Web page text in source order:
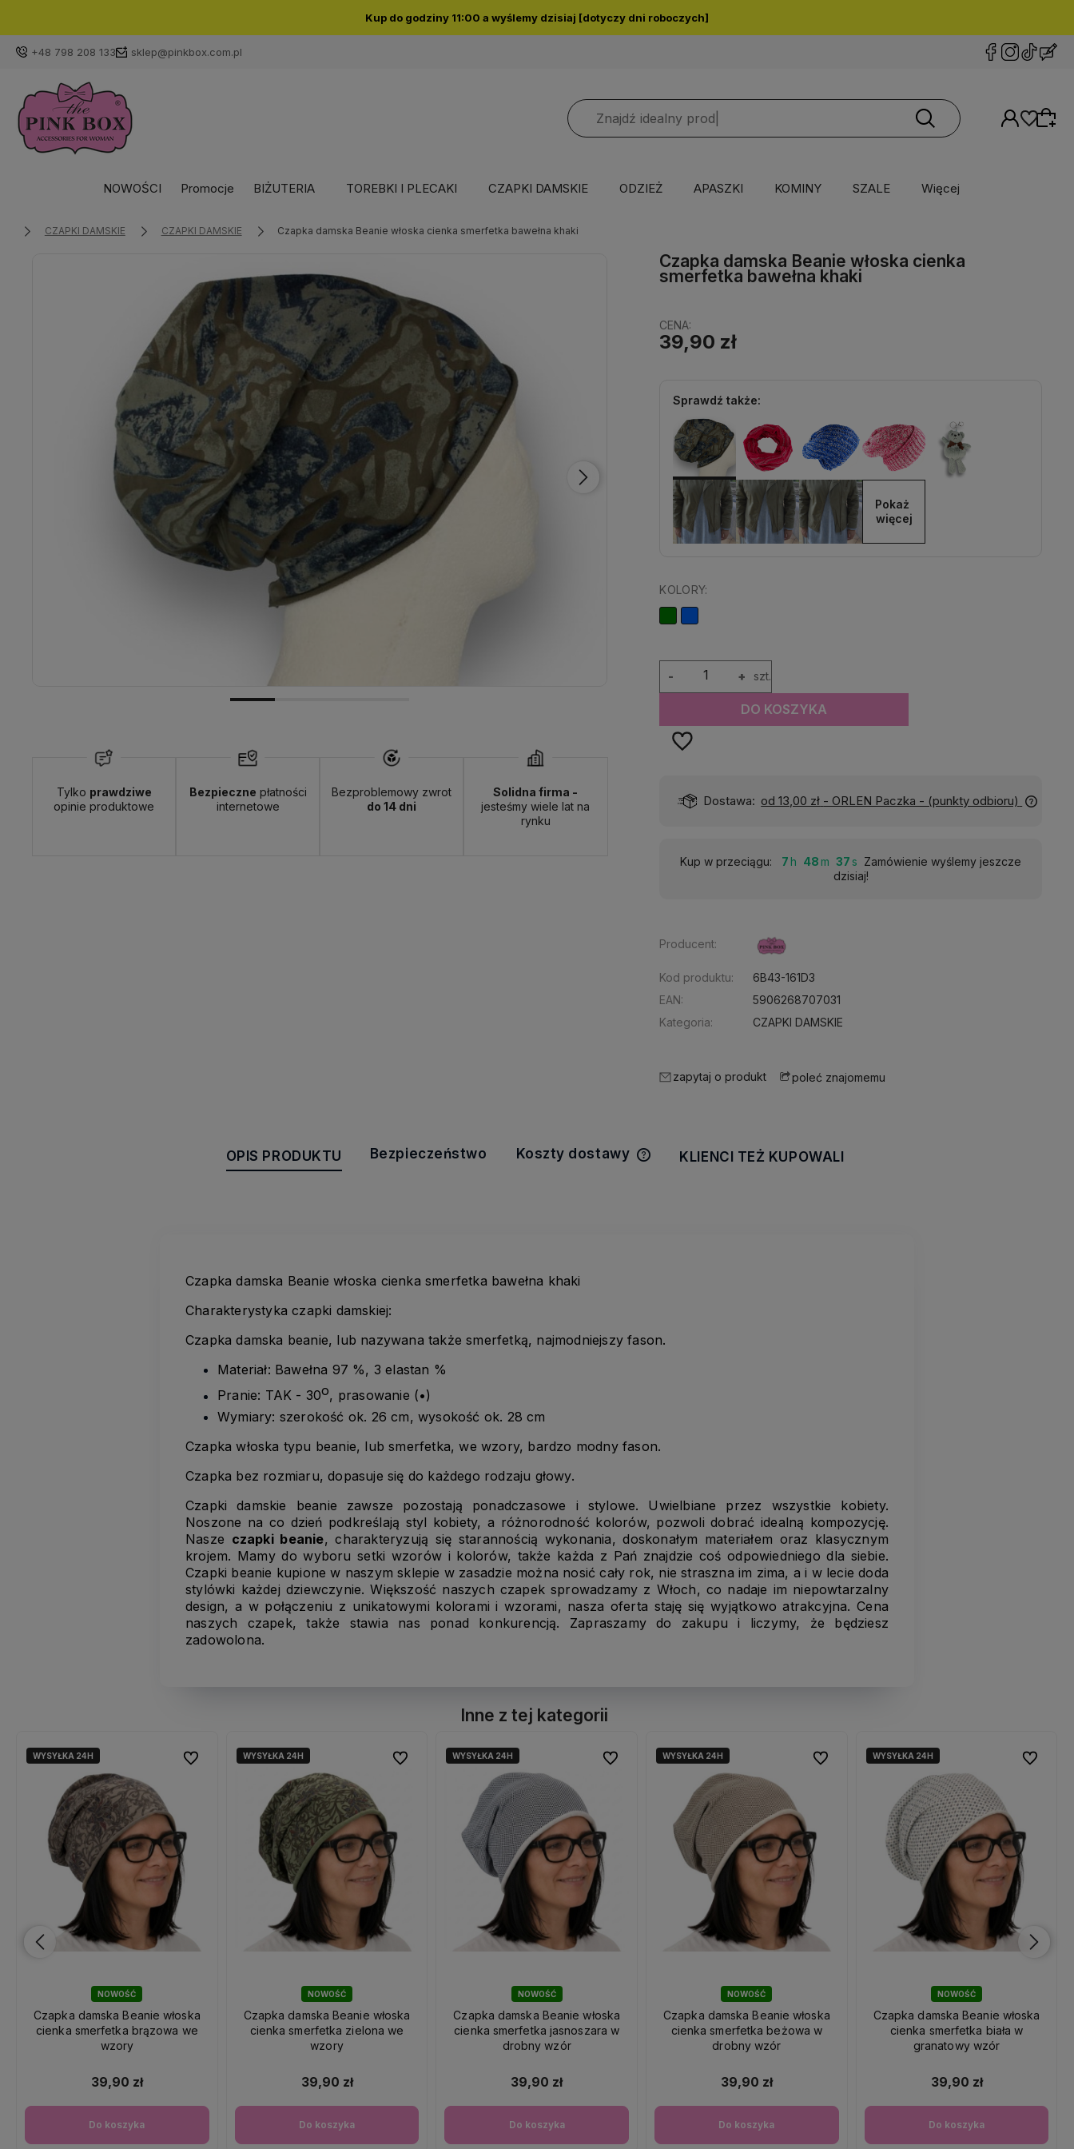
Kup do godziny 11:00 a wyślemy dzisiaj [dotyczy dni roboczych]
+48 798 208 133 sklep@pinkbox.com.pl
NOWOŚCI Promocje BIŻUTERIA TOREBKI I PLECAKI CZAPKI DAMSKIE ODZIEŻ APASZKI KOMINY SZALE Więcej
CZAPKI DAMSKIE CZAPKI DAMSKIE Czapka damska Beanie włoska cienka smerfetka bawełna khaki
Tylko prawdziwe
opinie produktowe
Bezpieczne płatności
internetowe
Bezproblemowy zwrot
do 14 dni
Solidna firma -
jesteśmy wiele lat na
rynku
Czapka damska Beanie włoska cienka
smerfetka bawełna khaki
CENA:
39,90 zł
Sprawdź także:
Pokaż
więcej
KOLORY:
+
- szt.
DO KOSZYKA
Wyślemy do Ciebie w: 24 godziny Dostawa: od 13,00 zł - ORLEN Paczka - (punkty odbioru) Wyślemy do Ciebie w: 24 godziny
Kup w przeciągu: 7 48 35
Zamówienie wyślemy jeszcze
dzisiaj!
Producent:
Kod produktu:
6B43-161D3
EAN:
5906268707031
Kategoria:
CZAPKI DAMSKIE
zapytaj o produkt poleć znajomemu
OPIS PRODUKTU Bezpieczeństwo Koszty dostawy KLIENCI TEŻ KUPOWALI
Czapka damska Beanie włoska cienka smerfetka bawełna khaki
Charakterystyka czapki damskiej:
Czapka damska beanie, lub nazywana także smerfetką, najmodniejszy fason.
Materiał: Bawełna 97 %, 3 elastan %
Pranie: TAK - 30o, prasowanie (•)
Wymiary: szerokość ok. 26 cm, wysokość ok. 28 cm
Czapka włoska typu beanie, lub smerfetka, we wzory, bardzo modny fason.
Czapka bez rozmiaru, dopasuje się do każdego rodzaju głowy.
Czapki damskie beanie zawsze pozostają ponadczasowe i stylowe. Uwielbiane przez wszystkie kobiety.
Noszone na co dzień podkreślają styl kobiety, a różnorodność kolorów, pozwoli dobrać idealną kompozycję.
Nasze czapki beanie, charakteryzują się starannością wykonania, doskonałym materiałem oraz klasycznym
krojem. Mamy do wyboru setki wzorów i kolorów, także każda z Pań znajdzie coś odpowiedniego dla siebie.
Czapki beanie kupione w naszym sklepie w zasadzie można nosić cały rok, nie straszna im zima, a i w lecie doda
stylówki każdej dziewczynie. Większość naszych czapek sprowadzamy z Włoch, co nadaje im niepowtarzalny
design, a w połączeniu z unikatowymi kolorami i wzorami, nasza oferta staję się wyjątkowo atrakcyjna. Cena
naszych czapek, także stawia nas ponad konkurencją. Zapraszamy do zakupu i liczymy, że będziesz
zadowolona.
Inne z tej kategorii
NOWOŚĆ
WYSYŁKA 24H
Czapka damska Beanie włoska
cienka smerfetka brązowa we
wzory
39,90 zł
Do koszyka
Do ulubionych
Do ulubionych
NOWOŚĆ
WYSYŁKA 24H
Czapka damska Beanie włoska
cienka smerfetka zielona we
wzory
39,90 zł
Do koszyka
Do ulubionych
Do ulubionych
NOWOŚĆ
WYSYŁKA 24H
Czapka damska Beanie włoska
cienka smerfetka jasnoszara w
drobny wzór
39,90 zł
Do koszyka
Do ulubionych
Do ulubionych
NOWOŚĆ
WYSYŁKA 24H
Czapka damska Beanie włoska
cienka smerfetka beżowa w
drobny wzór
39,90 zł
Do koszyka
Do ulubionych
Do ulubionych
NOWOŚĆ
WYSYŁKA 24H
Czapka damska Beanie włoska
cienka smerfetka biała w
granatowy wzór
39,90 zł
Do koszyka
Do
Do